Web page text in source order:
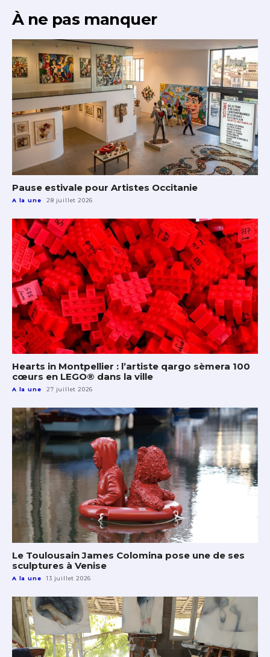
À ne pas manquer
Pause estivale pour Artistes Occitanie
A la une 28 juillet 2026
Hearts in Montpellier : l’artiste qargo sèmera 100
cœurs en LEGO® dans la ville
A la une 27 juillet 2026
Le Toulousain James Colomina pose une de ses
sculptures à Venise
A la une 13 juillet 2026